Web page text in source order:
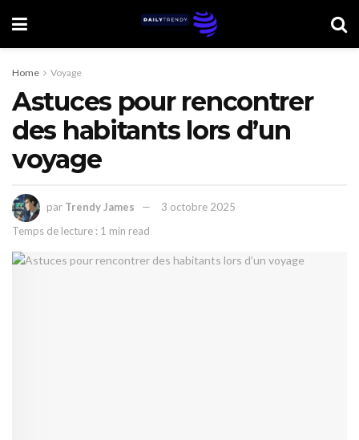
Home Voyage
Astuces pour rencontrer
des habitants lors d’un
voyage
par Trendy James
3 octobre 2025
Temps de lecture : 1 min read